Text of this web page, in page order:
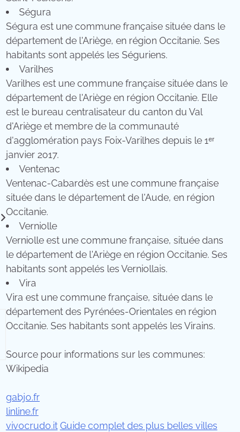
Ségura
Ségura est une commune française située dans le
département de l'Ariège, en région Occitanie. Ses
habitants sont appelés les Séguriens.
Varilhes
Varilhes est une commune française située dans le
département de l'Ariège en région Occitanie. Elle
est le bureau centralisateur du canton du Val
d'Ariège et membre de la communauté
d'agglomération pays Foix-Varilhes depuis le 1ᵉʳ
janvier 2017.
Ventenac
Ventenac-Cabardès est une commune française
située dans le département de l'Aude, en région
Occitanie.
Verniolle
Verniolle est une commune française, située dans
le département de l'Ariège en région Occitanie. Ses
habitants sont appelés les Verniollais.
Vira
Vira est une commune française, située dans le
département des Pyrénées-Orientales en région
Occitanie. Ses habitants sont appelés les Virains.
Source pour informations sur les communes:
Wikipedia
gabjo.fr
linline.fr
vivocrudo.it Guide complet des plus belles villes